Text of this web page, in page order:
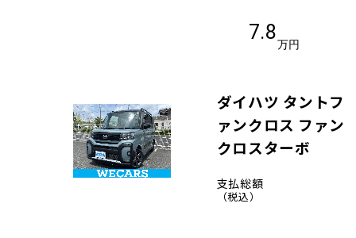
7.8
万円
ダイハツ タントフ
ァンクロス ファン
クロスターボ
支払総額
（税込）